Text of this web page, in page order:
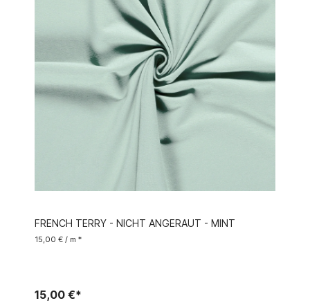
FRENCH TERRY - NICHT ANGERAUT - MINT
15,00 € / m *
15,00 €*